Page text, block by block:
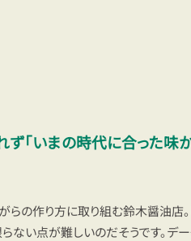
「いまの時代に合った味
の作り方に取り組む鈴木醤油店
ない点が難しいのだそうです。デ